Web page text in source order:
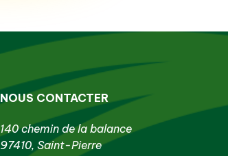
NOUS CONTACTER
140 chemin de la balance
97410, Saint-Pierre